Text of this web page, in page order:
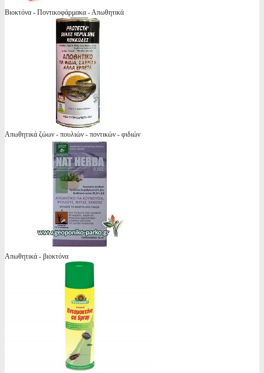
Βιοκτόνα - Ποντικοφάρμακα - Απωθητικά
Απωθητικά ζώων - πουλιών - ποντικών - φιδιών
Απωθητικά - βιοκτόνα